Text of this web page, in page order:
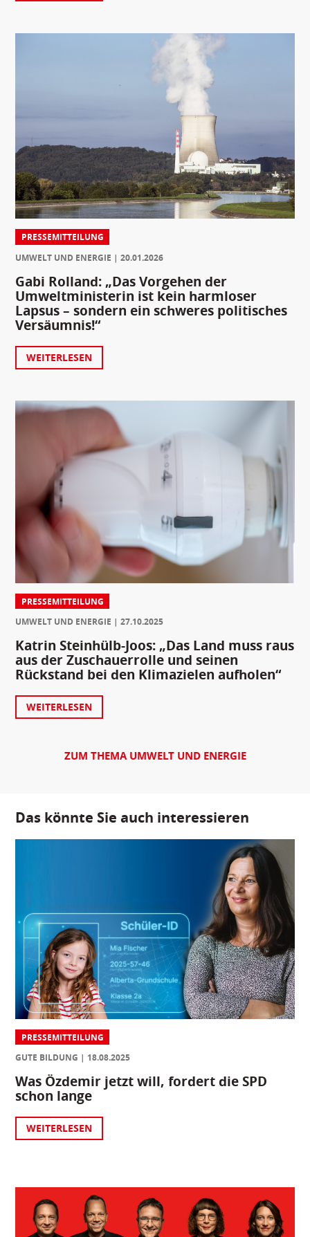
PRESSEMITTEILUNG
UMWELT UND ENERGIE
20.01.2026
Gabi Rolland: „Das Vorgehen der
Umweltministerin ist kein harmloser
Lapsus – sondern ein schweres politisches
Versäumnis!“
WEITERLESEN
PRESSEMITTEILUNG
UMWELT UND ENERGIE
27.10.2025
Katrin Steinhülb-Joos: „Das Land muss raus
aus der Zuschauerrolle und seinen
Rückstand bei den Klimazielen aufholen“
WEITERLESEN
ZUM THEMA UMWELT UND ENERGIE
Das könnte Sie auch interessieren
PRESSEMITTEILUNG
GUTE BILDUNG
18.08.2025
Was Özdemir jetzt will, fordert die SPD
schon lange
WEITERLESEN